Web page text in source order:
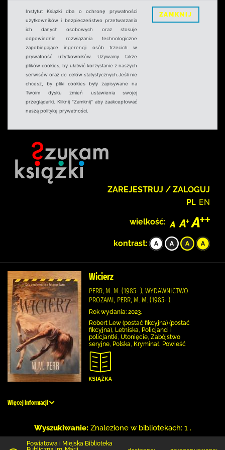
Instytut Książki dba o ochronę prywatności
użytkowników i bezpieczeństwo przetwarzania
ich danych osobowych oraz stosuje
odpowiednie rozwiązania technologiczne
zapobiegające ingerencji osób trzecich w
prywatność użytkowników. Używamy także
plików cookies, by ułatwić korzystanie z naszych
serwisów oraz do celów statystycznych.Jeśli nie
chcesz, by pliki cookies były zapisywane na
Twoim dysku zmień ustawienia swojej
przeglądarki. Kliknij "Zamknij" aby zaakceptować
naszą politykę prywatności.
ZAMKNIJ
ZAREJESTRUJ / ZALOGUJ
PL EN
wielkość:
kontrast:
Wicierz
PERR, M. M. (1985- ), WYDAWNICTWO
PROZAMI, PERR, M. M. (1985- ).
Rok wydania: 2023.
Robert Lew (postać fikcyjna) (postać
fikcyjna), Letniska, Policjanci i
policjantki, Utonięcie, Zabójstwo
seryjne, Polska, Kryminał, Powieść
Więcej informacji
Wyszukiwanie: Znalezione w bibliotekach: 1 .
Powiatowa i Miejska Biblioteka